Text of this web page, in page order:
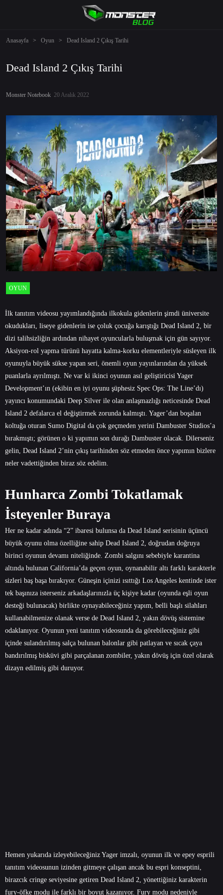
Anasayfa > Oyun > Dead Island 2 Çıkış Tarihi
Dead Island 2 Çıkış Tarihi
Monster Notebook 20 Aralık 2022
OYUN
İlk tanıtım videosu yayımlandığında ilkokula gidenlerin şimdi üniversite
okudukları, liseye gidenlerin ise çoluk çocuğa karıştığı Dead Island 2, bir
dizi talihsizliğin ardından nihayet oyuncularla buluşmak için gün sayıyor.
Aksiyon-rol yapma türünü hayatta kalma-korku elementleriyle süsleyen ilk
oyunuyla büyük sükse yapan seri, önemli oyun yayınlarından da yüksek
puanlarla ayrılmıştı. Ne var ki ikinci oyunun asıl geliştiricisi Yager
Development’ın (ekibin en iyi oyunu şüphesiz Spec Ops: The Line’dı)
yayıncı konumundaki Deep Silver ile olan anlaşmazlığı neticesinde Dead
Island 2 defalarca el değiştirmek zorunda kalmıştı. Yager’dan boşalan
koltuğa oturan Sumo Digital da çok geçmeden yerini Dambuster Studios’a
bırakmıştı; görünen o ki yapımın son durağı Dambuster olacak. Dilerseniz
gelin, Dead Island 2’nin çıkış tarihinden söz etmeden önce yapımın bizlere
neler vadettiğinden biraz söz edelim.
Hunharca Zombi Tokatlamak
İsteyenler Buraya
Her ne kadar adında “2” ibaresi bulunsa da Dead Island serisinin üçüncü
büyük oyunu olma özelliğine sahip Dead Island 2, doğrudan doğruya
birinci oyunun devamı niteliğinde. Zombi salgını sebebiyle karantina
altında bulunan California’da geçen oyun, oynanabilir altı farklı karakterle
sizleri baş başa bırakıyor. Güneşin içinizi ısıttığı Los Angeles kentinde ister
tek başınıza isterseniz arkadaşlarınızla üç kişiye kadar (oyunda eşli oyun
desteği bulunacak) birlikte oynayabileceğiniz yapım, belli başlı silahları
kullanabilmenize olanak verse de Dead Island 2, yakın dövüş sistemine
odaklanıyor. Oyunun yeni tanıtım videosunda da görebileceğiniz gibi
içinde sulandırılmış salça bulunan balonlar gibi patlayan ve sıcak çaya
bandırılmış bisküvi gibi parçalanan zombiler, yakın dövüş için özel olarak
dizayn edilmiş gibi duruyor.
Hemen yukarıda izleyebileceğiniz Yager imzalı, oyunun ilk ve epey esprili
tanıtım videosunun izinden gitmeye çalışan ancak bu espri konseptini,
birazcık cringe seviyesine getiren Dead Island 2, yönettiğiniz karakterin
fury-öfke modu ile farklı bir boyut kazanıyor. Fury modu nedeniyle